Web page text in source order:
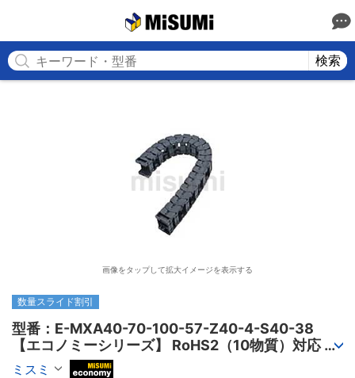
検索
画像をタップして拡大イメージを表示する
数量スライド割引
型番：E-MXA40-70-100-57-Z40-4-S40-38
【エコノミーシリーズ】 RoHS2（10物質）対応 ケ
ーブルキャリア 低発塵・低騒音タイプ
ミスミ